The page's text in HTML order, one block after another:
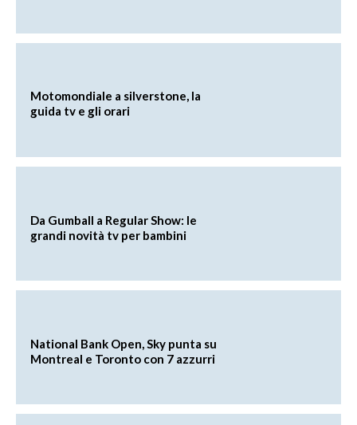
Motomondiale a silverstone, la
guida tv e gli orari
Da Gumball a Regular Show: le
grandi novità tv per bambini
National Bank Open, Sky punta su
Montreal e Toronto con 7 azzurri